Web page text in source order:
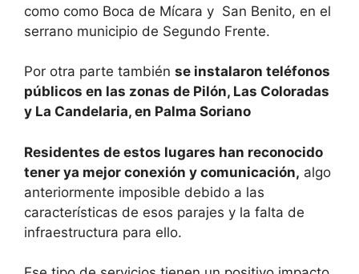
como como Boca de Mícara y San Benito, en el
serrano municipio de Segundo Frente.
Por otra parte también se instalaron teléfonos
públicos en las zonas de Pilón, Las Coloradas
y La Candelaria, en Palma Soriano
Residentes de estos lugares han reconocido
tener ya mejor conexión y comunicación, algo
anteriormente imposible debido a las
características de esos parajes y la falta de
infraestructura para ello.